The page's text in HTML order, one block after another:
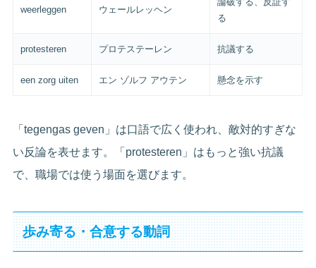
weerleggen ウェールレッヘン
る
protesteren プロテステーレン 抗議する
een zorg uiten エン ゾルフ アウテン 懸念を示す
「tegengas geven」は口語で広く使われ、敵対的すぎな
い反論を表せます。「protesteren」はもっと強い抗議
で、職場では使う場面を選びます。
歩み寄る・合意する動詞